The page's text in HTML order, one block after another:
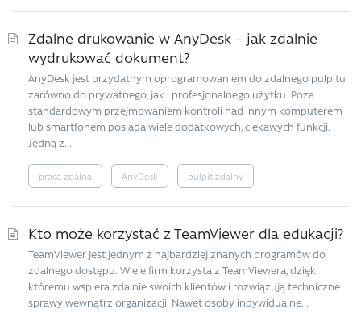
Zdalne drukowanie w AnyDesk – jak zdalnie
wydrukować dokument?
AnyDesk jest przydatnym oprogramowaniem do zdalnego pulpitu
zarówno do prywatnego, jak i profesjonalnego użytku. Poza
standardowym przejmowaniem kontroli nad innym komputerem
lub smartfonem posiada wiele dodatkowych, ciekawych funkcji.
Jedną z...
praca zdalna AnyDesk pulpit zdalny
Kto może korzystać z TeamViewer dla edukacji?
TeamViewer jest jednym z najbardziej znanych programów do
zdalnego dostępu. Wiele firm korzysta z TeamViewera, dzięki
któremu wspiera zdalnie swoich klientów i rozwiązują techniczne
sprawy wewnątrz organizacji. Nawet osoby indywidualne...